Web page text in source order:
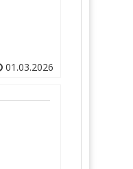
01.03.2026